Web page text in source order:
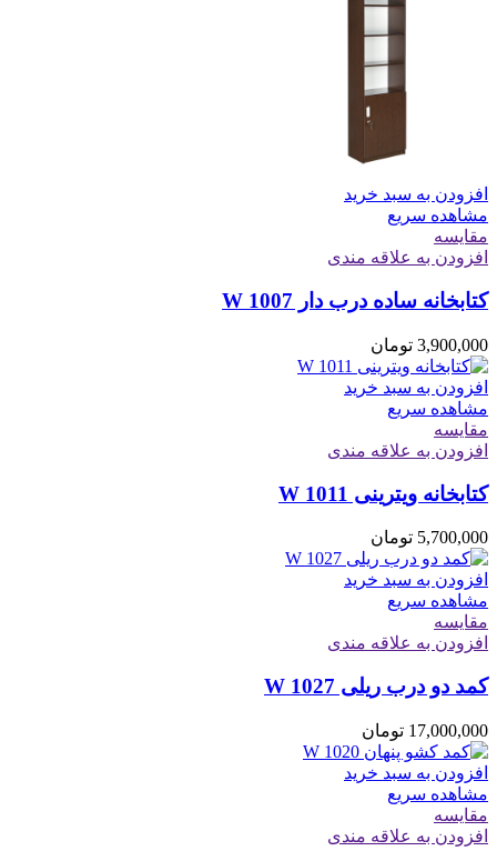
افزودن به سبد خرید
مشاهده سریع
مقایسه
افزودن به علاقه مندی
کتابخانه ساده درب دار W 1007
3,900,000 تومان
افزودن به سبد خرید
مشاهده سریع
مقایسه
افزودن به علاقه مندی
کتابخانه ویترینی W 1011
5,700,000 تومان
افزودن به سبد خرید
مشاهده سریع
مقایسه
افزودن به علاقه مندی
کمد دو درب ریلی W 1027
17,000,000 تومان
افزودن به سبد خرید
مشاهده سریع
مقایسه
افزودن به علاقه مندی